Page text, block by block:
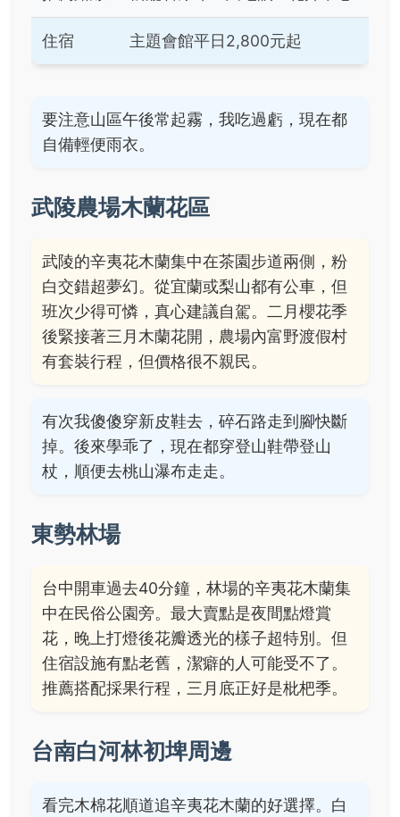
住宿 主題會館平日2,800元起
要注意山區午後常起霧，我吃過虧，現在都
自備輕便雨衣。
武陵農場木蘭花區
武陵的辛夷花木蘭集中在茶園步道兩側，粉
白交錯超夢幻。從宜蘭或梨山都有公車，但
班次少得可憐，真心建議自駕。二月櫻花季
後緊接著三月木蘭花開，農場內富野渡假村
有套裝行程，但價格很不親民。
有次我傻傻穿新皮鞋去，碎石路走到腳快斷
掉。後來學乖了，現在都穿登山鞋帶登山
杖，順便去桃山瀑布走走。
東勢林場
台中開車過去40分鐘，林場的辛夷花木蘭集
中在民俗公園旁。最大賣點是夜間點燈賞
花，晚上打燈後花瓣透光的樣子超特別。但
住宿設施有點老舊，潔癖的人可能受不了。
推薦搭配採果行程，三月底正好是枇杷季。
台南白河林初埤周邊
看完木棉花順道追辛夷花木蘭的好選擇。白